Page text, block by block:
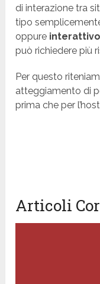
di interazione tra
tipo
oppure interattivo
può richiedere più
Per questo
atteggiamento di
prima che per
Articoli